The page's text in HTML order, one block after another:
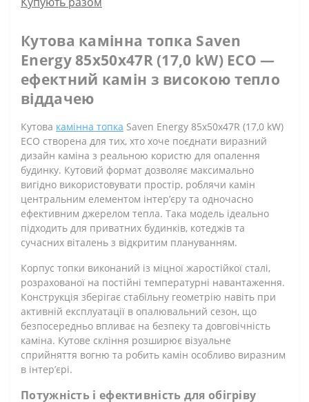
Кутова камінна топка Saven
Energy 85х50х47R (17,0 kW) ECO —
ефектний камін з високою тепло
віддачею
Кутова камінна топка Saven Energy 85х50х47R (17,0 kW)
ECO створена для тих, хто хоче поєднати виразний
дизайн каміна з реальною користю для опалення
будинку. Кутовий формат дозволяє максимально
вигідно використовувати простір, роблячи камін
центральним елементом інтер’єру та одночасно
ефективним джерелом тепла. Така модель ідеально
підходить для приватних будинків, котеджів та
сучасних віталень з відкритим плануванням.
Корпус топки виконаний із міцної жаростійкої сталі,
розрахованої на постійні температурні навантаження.
Конструкція зберігає стабільну геометрію навіть при
активній експлуатації в опалювальний сезон, що
безпосередньо впливає на безпеку та довговічність
каміна. Кутове скління розширює візуальне
сприйняття вогню та робить камін особливо виразним
в інтер’єрі.
Потужність і ефективність для обігріву